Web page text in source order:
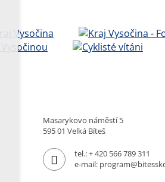
Masarykovo náměstí 5
595 01 Velká Bíteš
tel.:+ 420 566 789 311
e-mail: